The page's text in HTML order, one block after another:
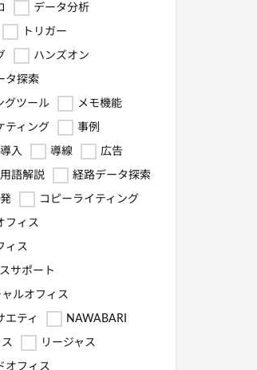
データ分析
トリガー
ハンズオン
タ探索
グツール メモ機能
ティング 事例
導入 導線 広告
用語解説 経路データ探索
コピーライティング
フィス
ィス
サポート
ルオフィス
エティ NAWABARI
リージャス
オフィス